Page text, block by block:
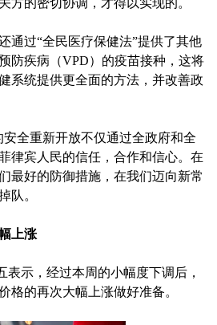
方的密切协调，才得以实现的。
通过“全民医疗保健法”提供了其他
防疾病（VPD）的疫苗接种，这将
系统提供更全面的方法，并改善政
全重新开放不仅通过全政府和全
律宾人民的信任，合作和信心。在
最好的防御措施，在我们迈向新常
队。
上涨
表示，经过本周的小幅度下调后，
格的再次大幅上涨做好准备。